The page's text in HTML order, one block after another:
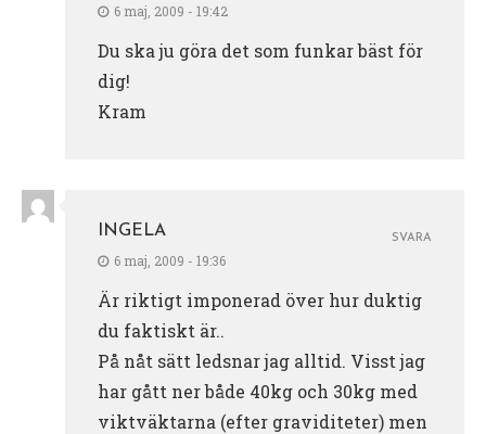
6 maj, 2009 - 19:42
Du ska ju göra det som funkar bäst för
dig!
Kram
INGELA
6 maj, 2009 - 19:36
Är riktigt imponerad över hur duktig
du faktiskt är..
På nåt sätt ledsnar jag alltid. Visst jag
har gått ner både 40kg och 30kg med
viktväktarna (efter graviditeter) men
SVARA